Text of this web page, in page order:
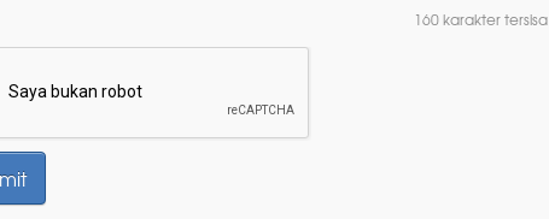
160 karakter tersisa